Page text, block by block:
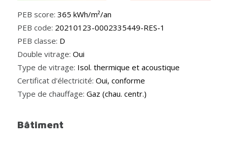
PEB score: 365 kWh/m²/an
PEB code: 20210123-0002335449-RES-1
PEB classe: D
Double vitrage: Oui
Type de vitrage: Isol. thermique et acoustique
Certificat d'électricité: Oui, conforme
Type de chauffage: Gaz (chau. centr.)
Bâtiment